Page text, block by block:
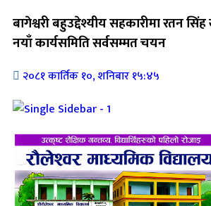
बागेश्वरी बहुउद्देश्यीय सहकारीमा रतन
नयाँ कार्यसमिति सर्वसम्मत चयन
२०८१ कार्तिक १०, शनिबार १५:४५